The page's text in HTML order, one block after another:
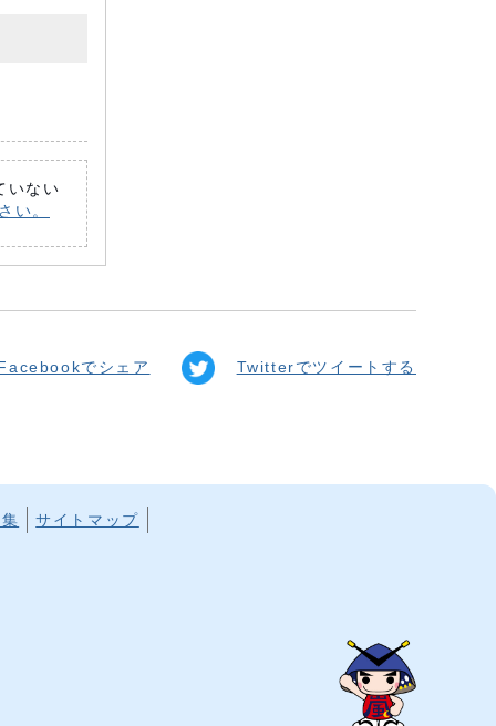
いない
い。
Facebookでシェア Twitterでツイートする
サイトマップ